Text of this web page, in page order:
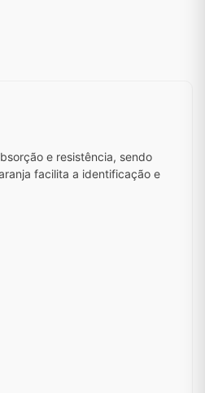
e resistência, sendo
facilita a identificação e